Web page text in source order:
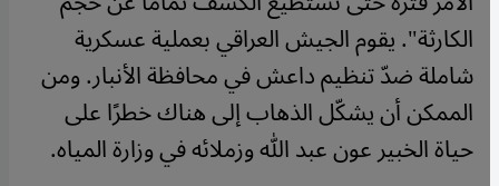
الكارثة". يقوم الجيش العراقي بعملية عسكرية
شاملة ضدّ تنظيم داعش في محافظة الأنبار. ومن
الممكن أن يشكّل الذهاب إلى هناك خطرًا على
حياة الخبير عون عبد الله وزملائه في وزارة المياه.